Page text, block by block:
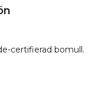
certifierad bomull.